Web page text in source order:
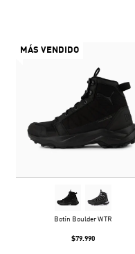
MÁS VENDIDO
Botín Boulder WTR
$79.990